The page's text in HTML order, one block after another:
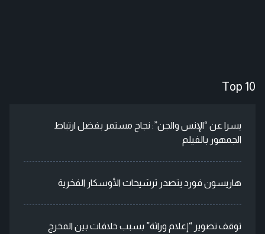
Top 10
يسرا عن “الإنس والجن”: نجاح مستمر بفضل ارتباط
الجمهور بالفيلم
هاريسون فورد يتصدر ترشيحات الأوسكار الفخرية
توقف تصوير “إعلام وراثة” بسبب خلافات بين المخرج